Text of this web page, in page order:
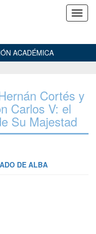
ACADÉMICA
Cortés y
Carlos V: el
Su Majestad
DE ALBA